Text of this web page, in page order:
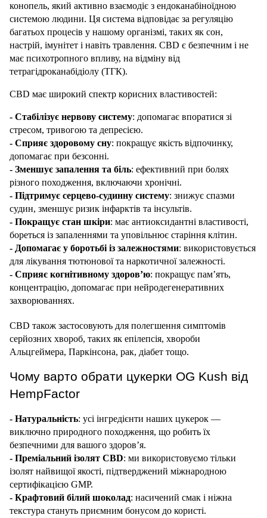
конопель, який активно взаємодіє з ендоканабіноїдною
системою людини. Ця система відповідає за регуляцію
багатьох процесів у нашому організмі, таких як сон,
настрій, імунітет і навіть травлення. CBD є безпечним і не
має психотропного впливу, на відміну від
тетрагідроканабідіолу (ТГК).
CBD має широкий спектр корисних властивостей:
- Стабілізує нервову систему: допомагає впоратися зі
стресом, тривогою та депресією.
- Сприяє здоровому сну: покращує якість відпочинку,
допомагає при безсонні.
- Зменшує запалення та біль: ефективний при болях
різного походження, включаючи хронічні.
- Підтримує серцево-судинну систему: знижує спазми
судин, зменшує ризик інфарктів та інсультів.
- Покращує стан шкіри: має антиоксидантні властивості,
бореться із запаленнями та уповільнює старіння клітин.
- Допомагає у боротьбі із залежностями: використовується
для лікування тютюнової та наркотичної залежності.
- Сприяє когнітивному здоров’ю: покращує пам’ять,
концентрацію, допомагає при нейродегенеративних
захворюваннях.
CBD також застосовують для полегшення симптомів
серйозних хвороб, таких як епілепсія, хвороби
Альцгеймера, Паркінсона, рак, діабет тощо.
Чому варто обрати цукерки OG Kush від
HempFactor
- Натуральність: усі інгредієнти наших цукерок —
виключно природного походження, що робить їх
безпечними для вашого здоров’я.
- Преміальний ізолят CBD: ми використовуємо тільки
ізолят найвищої якості, підтверджений міжнародною
сертифікацією GMP.
- Крафтовий білий шоколад: насичений смак і ніжна
текстура стануть приємним бонусом до користі.